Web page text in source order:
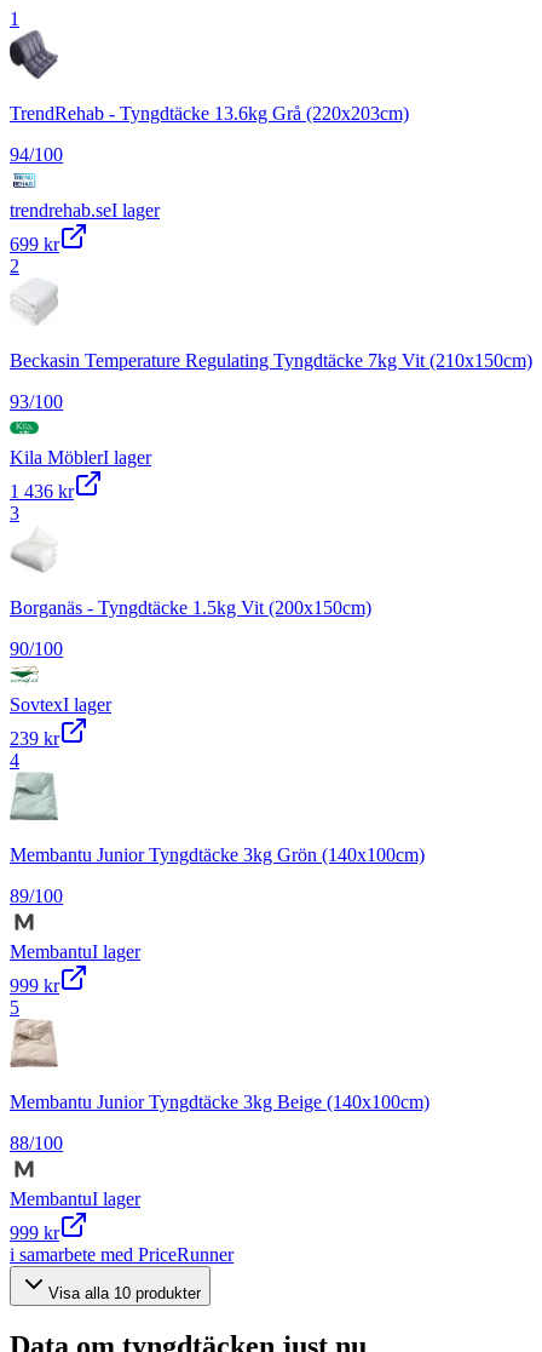
1
TrendRehab - Tyngdtäcke 13.6kg Grå (220x203cm)
94/100
trendrehab.seI lager
699 kr
2
Beckasin Temperature Regulating Tyngdtäcke 7kg Vit (210x150cm)
93/100
Kila MöblerI lager
1 436 kr
3
Borganäs - Tyngdtäcke 1.5kg Vit (200x150cm)
90/100
SovtexI lager
239 kr
4
Membantu Junior Tyngdtäcke 3kg Grön (140x100cm)
89/100
MembantuI lager
999 kr
5
Membantu Junior Tyngdtäcke 3kg Beige (140x100cm)
88/100
MembantuI lager
999 kr
i samarbete med PriceRunner
Visa alla 10 produkter
Data om tyngdtäcken just nu